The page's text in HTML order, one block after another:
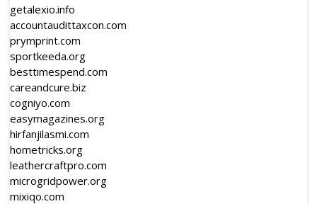
getalexio.info
accountaudittaxcon.com
prymprint.com
sportkeeda.org
besttimespend.com
careandcure.biz
cogniyo.com
easymagazines.org
hirfanjilasmi.com
hometricks.org
leathercraftpro.com
microgridpower.org
mixiqo.com